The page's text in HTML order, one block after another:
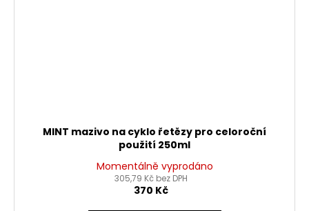
MINT mazivo na cyklo řetězy pro celoroční
použití 250ml
Momentálně vyprodáno
305,79 Kč bez DPH
370 Kč